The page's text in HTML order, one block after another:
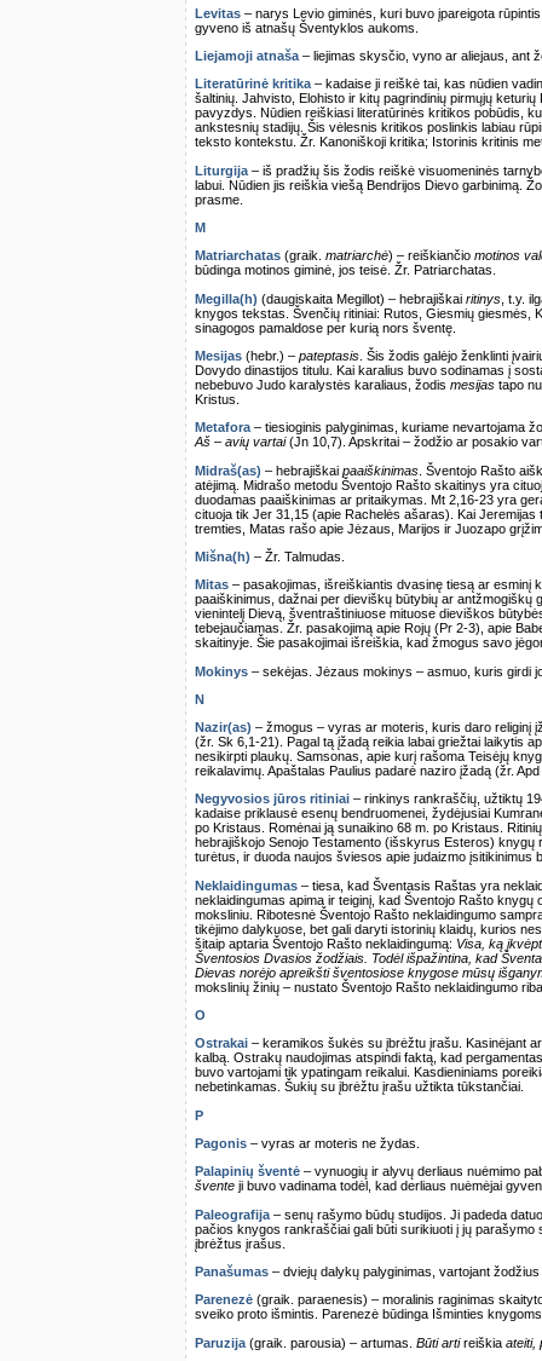
Levitas – narys Levio giminės, kuri buvo įpareigota
gyveno iš atnašų Šventyklos aukoms.
Liejamoji atnaša – liejimas skysčio, vyno ar aliejaus, ant
Literatūrinė kritika – kadaise ji reiškė tai, kas nūdien
šaltinių. Jahvisto, Elohisto ir kitų pagrindinių pirmųjų
pavyzdys. Nūdien reiškiasi literatūrinės kritikos pobūdis,
ankstesnių stadijų. Šis vėlesnis kritikos poslinkis labiau
teksto kontekstu. Žr. Kanoniškoji kritika; Istorinis kritinis
Liturgija – iš pradžių šis žodis reiškė visuomeninės
labui. Nūdien jis reiškia viešą Bendrijos Dievo garbinimą.
prasme.
M
Matriarchatas (graik. matriarchė) – reiškiančio motinos
būdinga motinos giminė, jos teisė. Žr. Patriarchatas.
Megilla(h) (daugiskaita Megillot) – hebrajiškai ritinys , t.y.
knygos tekstas. Švenčių ritiniai: Rutos, Giesmių giesmės,
sinagogos pamaldose per kurią nors šventę.
Mesijas (hebr.) – pateptasis . Šis žodis galėjo ženklinti
Dovydo dinastijos titulu. Kai karalius buvo sodinamas į
nebebuvo Judo karalystės karaliaus, žodis mesijas tapo
Kristus.
Metafora – tiesioginis palyginimas, kuriame nevartojama
Aš – avių vartai(Jn 10,7). Apskritai – žodžio ar posakio
Midraš(as) – hebrajiškai paaiškinimas . Šventojo Rašto
atėjimą. Midrašo metodu Šventojo Rašto skaitinys yra
duodamas paaiškinimas ar pritaikymas. Mt 2,16-23 yra
cituoja tik Jer 31,15 (apie Rachelės ašaras). Kai
tremties, Matas rašo apie Jėzaus, Marijos ir Juozapo
Mišna(h) – Žr. Talmudas.
Mitas – pasakojimas, išreiškiantis dvasinę tiesą ar esminį
paaiškinimus, dažnai per dieviškų būtybių ar
vienintelį Dievą, šventraštiniuose mituose dieviškos
tebejaučiamas. Žr. pasakojimą apie Rojų (Pr 2-3), apie
skaitinyje. Šie pasakojimai išreiškia, kad žmogus savo
Mokinys – sekėjas. Jėzaus mokinys – asmuo, kuris girdi
N
Nazir(as) – žmogus – vyras ar moteris, kuris daro religinį
(žr. Sk 6,1-21). Pagal tą įžadą reikia labai griežtai laikytis
nesikirpti plaukų. Samsonas, apie kurį rašoma Teisėjų
reikalavimų. Apaštalas Paulius padarė naziro įžadą (žr.
Negyvosios jūros ritiniai – rinkinys rankraščių, užtiktų
kadaise priklausė esenų bendruomenei, žydėjusiai
po Kristaus. Romėnai ją sunaikino 68 m. po Kristaus.
hebrajiškojo Senojo Testamento (išskyrus Esteros)
turėtus, ir duoda naujos šviesos apie judaizmo įsitikinimus
Neklaidingumas – tiesa, kad Šventasis Raštas yra
neklaidingumas apima ir teiginį, kad Šventojo Rašto knygų
moksliniu. Ribotesnė Šventojo Rašto neklaidingumo
tikėjimo dalykuose, bet gali daryti istorinių klaidų, kurios
šitaip aptaria Šventojo Rašto neklaidingumą: Visa, ką
Šventosios Dvasios žodžiais. Todėl išpažintina, kad
Dievas norėjo apreikšti šventosiose knygose mūsų
mokslinių žinių – nustato Šventojo Rašto neklaidingumo
O
Ostrakai – keramikos šukės su įbrėžtu įrašu. Kasinėjant
kalbą. Ostrakų naudojimas atspindi faktą, kad
buvo vartojami tik ypatingam reikalui. Kasdieniniams
nebetinkamas. Šukių su įbrėžtu įrašu užtikta tūkstančiai.
P
Pagonis – vyras ar moteris ne žydas.
Palapinių šventė – vynuogių ir alyvų derliaus nuėmimo
švente ji buvo vadinama todėl, kad derliaus nuėmėjai
Paleografija – senų rašymo būdų studijos. Ji padeda
pačios knygos rankraščiai gali būti surikiuoti į jų
įbrėžtus įrašus.
Panašumas – dviejų dalykų palyginimas, vartojant žodžius
Parenezė (graik. paraenesis) – moralinis raginimas
sveiko proto išmintis. Parenezė būdinga Išminties
Paruzija (graik. parousia) – artumas. Būti artireiškia ateiti,